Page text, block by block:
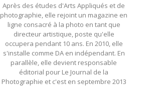
Après des études d'Arts Appliqués et de
photographie, elle rejoint un magazine en
ligne consacré à la photo en tant que
directeur artistique, poste qu'elle
occupera pendant 10 ans. En 2010, elle
s'installe comme DA en indépendant. En
parallèle, elle devient responsable
éditorial pour Le Journal de la
Photographie et c'est en septembre 2013